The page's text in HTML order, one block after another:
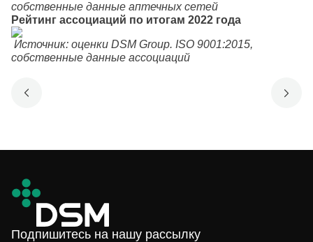
собственные данные аптечных сетей
Рейтинг ассоциаций по итогам 2022 года
Источник: оценки DSM Group. ISO 9001:2015,
собственные данные ассоциаций
Подпишитесь на нашу рассылку